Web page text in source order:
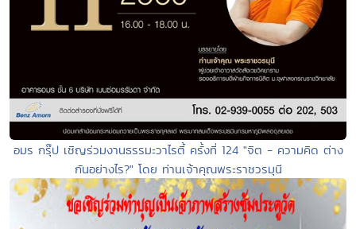
อมร กรุ๊ป เชิญร่วมงานธรรมะวาไรตี้ ครั้งที่ 124 "จิต - ความคิด ต่าง
กันอย่างไร?" โดย ท่านเจ้าคุณพระราชวรมุนี